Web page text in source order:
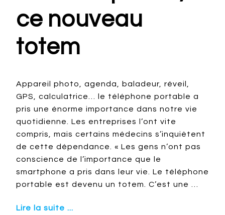
ce nouveau
totem
Appareil photo, agenda, baladeur, réveil,
GPS, calculatrice… le téléphone portable a
pris une énorme importance dans notre vie
quotidienne. Les entreprises l’ont vite
compris, mais certains médecins s’inquiètent
de cette dépendance. « Les gens n’ont pas
conscience de l’importance que le
smartphone a pris dans leur vie. Le téléphone
portable est devenu un totem. C’est une …
Lire la suite ...